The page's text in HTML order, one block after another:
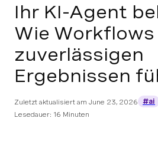
Ihr KI-Agent
Wie Workflows
zuverlässigen
Ergebnissen
Zuletzt aktualisiert am June 23, 2026 #ai
Lesedauer: 16 Minuten